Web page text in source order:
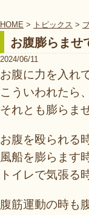
HOME > トピックス >
お腹膨らませ
2024/06/11
お腹に力を入れ
こういわれたら
それとも膨らま
お腹を殴られる
風船を膨らます
トイレで気張る
腹筋運動の時も